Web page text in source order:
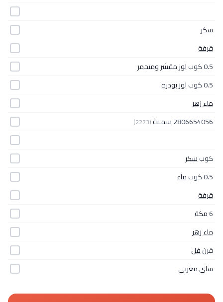
سكر
قرفة
0.5 كوب
لوز مقشر ومتحمر
0.5 كوب
لوز بودرة
ماء زهر
2806654056سمـنة(2273)
كوبسكر
0.5 كوب
ماء
قرفة
6مكة
ماء زهر
قرنفل
شاي مغربي